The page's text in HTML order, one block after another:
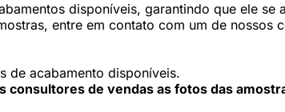
disponíveis, garantindo que ele se
entre em contato com um de nossos
de acabamento disponíveis.
consultores de vendas as fotos das